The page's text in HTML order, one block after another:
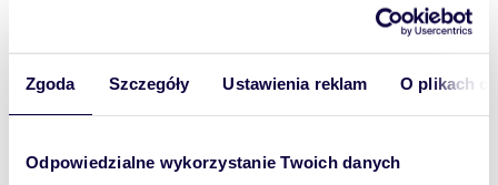
Zgoda Szczegóły Ustawienia reklam O plikach
Odpowiedzialne wykorzystanie Twoich danych
aranżacji wnętrz według własnych potrzeb i
stylu. Idealna propozycja dla rodziny lub osób
lokalizacji.
ATUTY